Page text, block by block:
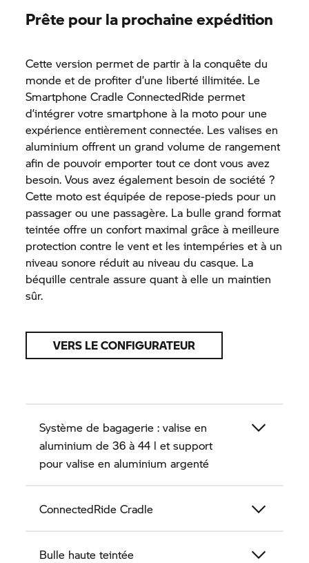
Prête pour la prochaine expédition
Cette version permet de partir à la conquête du
monde et de profiter d’une liberté illimitée. Le
Smartphone Cradle ConnectedRide permet
d’intégrer votre smartphone à la moto pour une
expérience entièrement connectée. Les valises en
aluminium offrent un grand volume de rangement
afin de pouvoir emporter tout ce dont vous avez
besoin. Vous avez également besoin de société ?
Cette moto est équipée de repose-pieds pour un
passager ou une passagère. La bulle grand format
teintée offre un confort maximal grâce à meilleure
protection contre le vent et les intempéries et à un
niveau sonore réduit au niveau du casque. La
béquille centrale assure quant à elle un maintien
sûr.
VERS LE CONFIGURATEUR
Système de bagagerie : valise en
aluminium de 36 à 44 l et support
pour valise en aluminium argenté
ConnectedRide Cradle
Bulle haute teintée